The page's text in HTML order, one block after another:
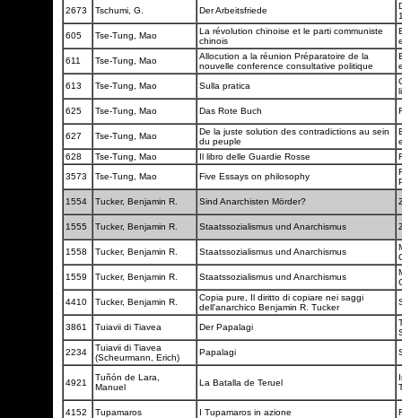
2673 Tschumi, G. Der Arbeitsfriede
605
Tse-Tung, Mao
La révolution chinoise et le parti communiste
chinois
611
Tse-Tung, Mao
Allocution a la réunion Préparatoire de la
nouvelle conference consultative politique
613
Tse-Tung, Mao Sulla pratica
625
Tse-Tung, Mao Das Rote Buch
627 Tse-Tung, Mao
De la juste solution des contradictions au sein
du peuple
628
Tse-Tung, Mao Il libro delle Guardie Rosse
3573
Tse-Tung, Mao Five Essays on philosophy
1554
Tucker, Benjamin R. Sind Anarchisten Mörder?
1555 Tucker, Benjamin R. Staatssozialismus und Anarchismus
1558 Tucker, Benjamin R. Staatssozialismus und Anarchismus
1559
Tucker, Benjamin R. Staatssozialismus und Anarchismus
4410
Tucker, Benjamin R.
Copia pure, Il diritto di copiare nei saggi
dell'anarchico Benjamin R. Tucker
3861 Tuiavii di Tiavea Der Papalagi
2234
Tuiavii di Tiavea
(Scheurmann, Erich)
Papalagi
4921
Tuñón de Lara,
Manuel
La Batalla de Teruel
4152 Tupamaros I Tupamaros in azione